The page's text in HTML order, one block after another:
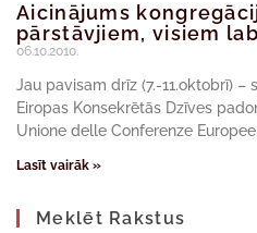
Aicinājums
pārstāvjiem, visiem
06.10.2010.
Jau pavisam drīz (7.-11.oktobrī)
Eiropas Konsekrētās Dzīves
Unione delle Conferenze
Lasīt vairāk »
Meklēt Rakstus